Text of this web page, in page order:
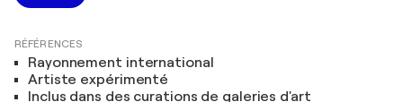
RÉFÉRENCES
Rayonnement international
Artiste expérimenté
Inclus dans des curations de galeries d'art